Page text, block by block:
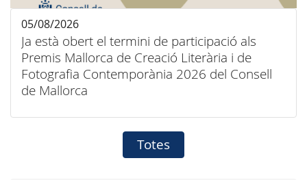
Ja està obert el termini de participació als
Premis Mallorca de Creació Literària i de
Fotografia Contemporània 2026 del Consell
de Mallorca
05/08/2026
Totes